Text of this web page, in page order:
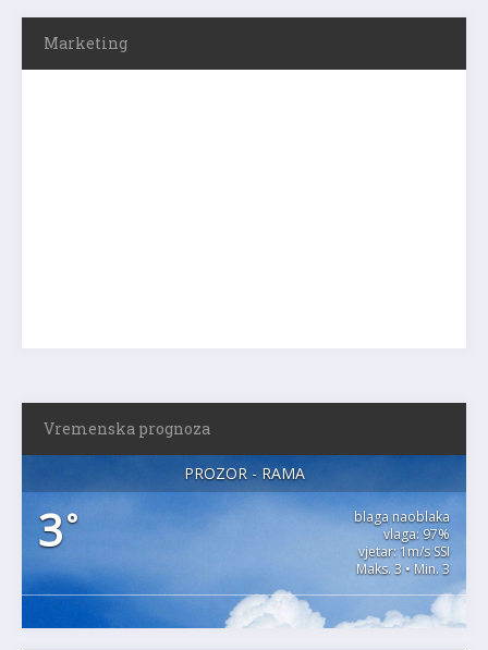
Marketing
Vremenska prognoza
PROZOR - RAMA
3°
blaga naoblaka
vlaga: 97%
vjetar: 1m/s SSI
Maks. 3 • Min. 3